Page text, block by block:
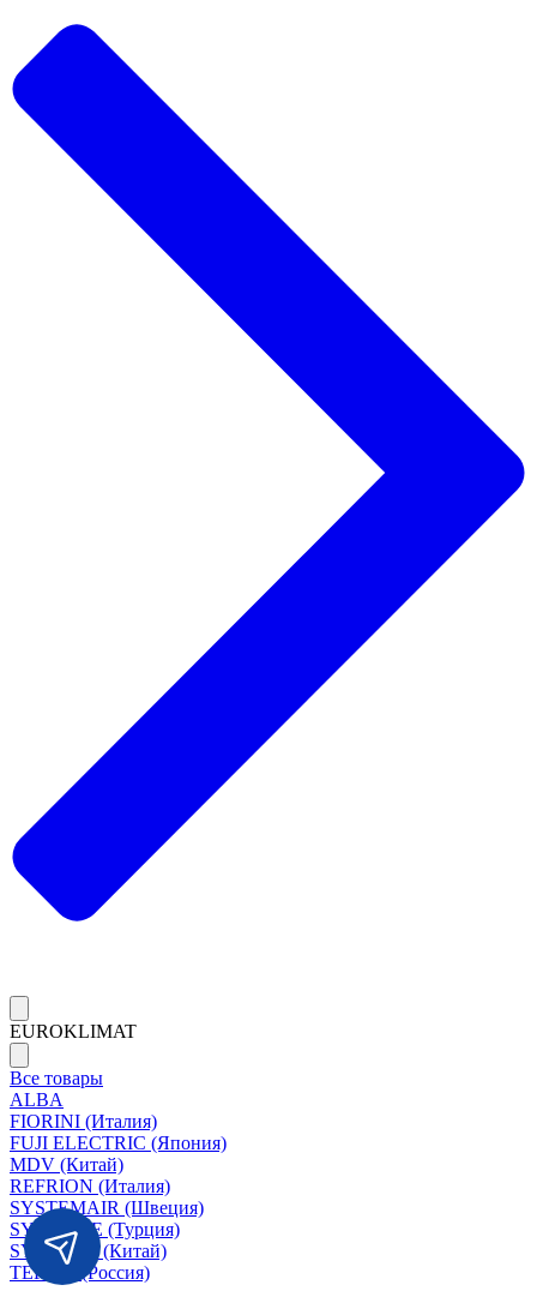
EUROKLIMAT
Все товары
ALBA
FIORINI (Италия)
FUJI ELECTRIC (Япония)
MDV (Китай)
REFRION (Италия)
SYSTEMAIR (Швеция)
SYSIMPLE (Турция)
SYSCOOL (Китай)
TERMA (Россия)